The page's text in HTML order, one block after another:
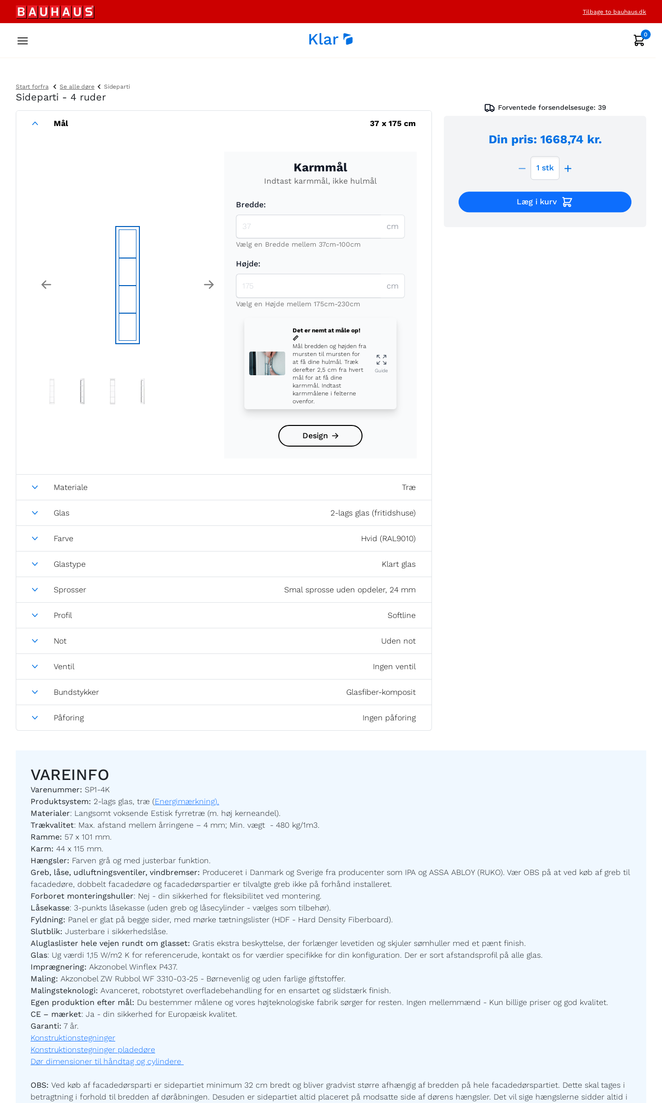
Tilbage to bauhaus.dk
0
Start forfra Se alle døre Sideparti
Sideparti - 4 ruder
Mål 37 x175 cm
Previous Next
Karmmål
Indtast karmmål, ikke hulmål
Bredde:
cm
Vælg en Bredde mellem 37cm-100cm
Højde:
cm
Vælg en Højde mellem 175cm-230cm
Det er nemt at måle op!
📏
Mål bredden og højden fra
mursten til mursten for
at få dine hulmål. Træk
derefter 2,5 cm fra hvert
mål for at få dine
karmmål. Indtast
karmmålene i felterne
ovenfor.
Guide
Design
Materiale Træ
Glas 2-lags glas (fritidshuse)
Farve Hvid (RAL9010)
Glastype Klart glas
Sprosser Smal sprosse uden opdeler, 24 mm
Profil Softline
Not Uden not
Ventil Ingen ventil
Bundstykker Glasfiber-komposit
Påforing Ingen påforing
Forventede forsendelsesuge: 39
Din pris: 1668,74 kr.
1 stk
Læg i kurv
VAREINFO
Varenummer: SP1-4K
Produktsystem: 2-lags glas, træ (Energimærkning).
Materialer: Langsomt voksende Estisk fyrretræ (m. høj kerneandel).
Trækvalitet: Max. afstand mellem årringene – 4 mm; Min. vægt - 480 kg/1m3.
Ramme: 57 x 101 mm.
Karm: 44 x 115 mm.
Hængsler: Farven grå og med justerbar funktion.
Greb, låse, udluftningsventiler, vindbremser: Produceret i Danmark og Sverige fra producenter som IPA og ASSA ABLOY (RUKO). Vær OBS på at ved køb af greb til
facadedøre, dobbelt facadedøre og facadedørspartier er tilvalgte greb ikke på forhånd installeret.
Forboret monteringshuller: Nej - din sikkerhed for fleksibilitet ved montering.
Låsekasse: 3-punkts låsekasse (uden greb og låsecylinder - vælges som tilbehør).
Fyldning: Panel er glat på begge sider, med mørke tætningslister (HDF - Hard Density Fiberboard).
Slutblik: Justerbare i sikkerhedslåse.
Aluglaslister hele vejen rundt om glasset: Gratis ekstra beskyttelse, der forlænger levetiden og skjuler sømhuller med et pænt finish.
Glas: Ug værdi 1,15 W/m2 K for referencerude, kontakt os for værdier specifikke for din konfiguration. Der er sort afstandsprofil på alle glas.
Imprægnering: Akzonobel Winflex P437.
Maling: Akzonobel ZW Rubbol WF 3310-03-25 - Børnevenlig og uden farlige giftstoffer.
Malingsteknologi: Avanceret, robotstyret overfladebehandling for en ensartet og slidstærk finish.
Egen produktion efter mål: Du bestemmer målene og vores højteknologiske fabrik sørger for resten. Ingen mellemmænd - Kun billige priser og god kvalitet.
CE – mærket: Ja - din sikkerhed for Europæisk kvalitet.
Garanti: 7 år.
Konstruktionstegninger
Konstruktionstegninger pladedøre
Dør dimensioner til håndtag og cylindere
OBS: Ved køb af facadedørsparti er sidepartiet minimum 32 cm bredt og bliver gradvist større afhængig af bredden på hele facadedørspartiet. Dette skal tages i
betragtning i forhold til bredden af døråbningen. Desuden er sidepartiet altid placeret på modsatte side af dørens hængsler. Det vil sige hængslerne sidder altid i